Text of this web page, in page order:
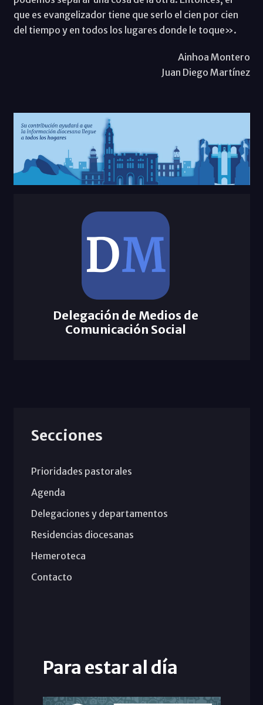
que es evangelizador tiene que serlo el cien por cien
del tiempo y en todos los lugares donde le toque».
Ainhoa Montero
Juan Diego Martínez
Delegación de Medios de
Comunicación Social
Secciones
Prioridades pastorales
Agenda
Delegaciones y departamentos
Residencias diocesanas
Hemeroteca
Contacto
Para estar al día